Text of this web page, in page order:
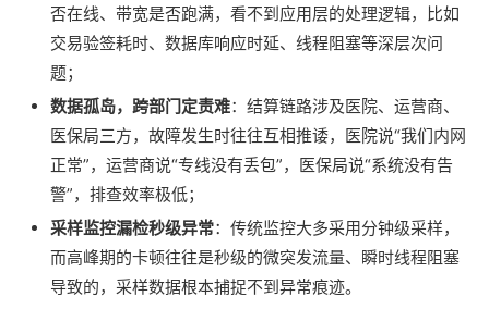
否在线、带宽是否跑满，看不到应用层的处理逻辑，比如
交易验签耗时、数据库响应时延、线程阻塞等深层次问
题；
数据孤岛，跨部门定责难：结算链路涉及医院、运营商、
医保局三方，故障发生时往往互相推诿，医院说“我们内网
正常”，运营商说“专线没有丢包”，医保局说“系统没有告
警”，排查效率极低；
采样监控漏检秒级异常：传统监控大多采用分钟级采样，
而高峰期的卡顿往往是秒级的微突发流量、瞬时线程阻塞
导致的，采样数据根本捕捉不到异常痕迹。